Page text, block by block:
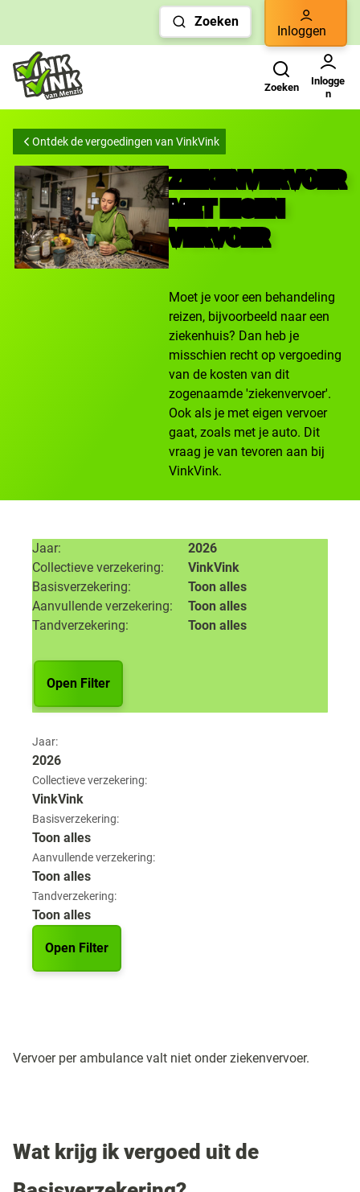
snelle
navigatie
Zoeken
Inloggen
Zoeken
Inlogge
n
Ontdek de vergoedingen van VinkVink
ZIEKENVERVOER
MET EIGEN
VERVOER
Moet je voor een behandeling
reizen, bijvoorbeeld naar een
ziekenhuis? Dan heb je
misschien recht op vergoeding
van de kosten van dit
zogenaamde 'ziekenvervoer'.
Ook als je met eigen vervoer
gaat, zoals met je auto. Dit
vraag je van tevoren aan bij
VinkVink.
Jaar
2026
Collectieve verzekering
VinkVink
Basisverzekering
Toon alles
Aanvullende verzekering
Toon alles
Tandverzekering
Toon alles
Open Filter
Jaar:
2026
Collectieve verzekering:
VinkVink
Basisverzekering:
Toon alles
Aanvullende verzekering:
Toon alles
Tandverzekering:
Toon alles
Open Filter
Vervoer per ambulance valt niet onder ziekenvervoer.
Wat krijg ik vergoed uit de